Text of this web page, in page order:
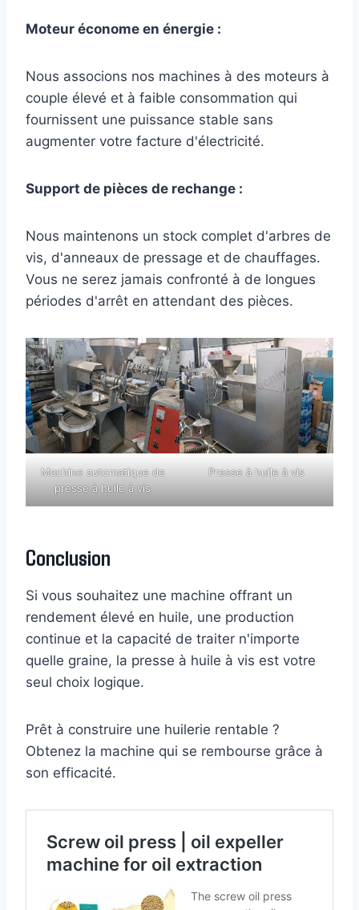
Moteur économe en énergie :
Nous associons nos machines à des moteurs à
couple élevé et à faible consommation qui
fournissent une puissance stable sans
augmenter votre facture d'électricité.
Support de pièces de rechange :
Nous maintenons un stock complet d'arbres de
vis, d'anneaux de pressage et de chauffages.
Vous ne serez jamais confronté à de longues
périodes d'arrêt en attendant des pièces.
Machine automatique de
presse à huile à vis
Presse à huile à vis
Conclusion
Si vous souhaitez une machine offrant un
rendement élevé en huile, une production
continue et la capacité de traiter n'importe
quelle graine, la presse à huile à vis est votre
seul choix logique.
Prêt à construire une huilerie rentable ?
Obtenez la machine qui se rembourse grâce à
son efficacité.